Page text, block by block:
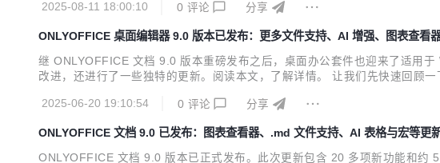
协作更加高效。 AI ...
2025-08-11 18:00:10 0 评论 分享
ONLYOFFICE 桌面编辑器 9.0 版本已发布：更多文件支持、AI 增强、图表查看
继 ONLYOFFICE 文档 9.0 版本重磅发布之后，桌面办公套件也迎来了适用
改进，还进行了一些独特的更新。阅读本文，了解详情。 让我们先快速回顾
置...
2025-06-20 19:10:54 0 评论 分享
ONLYOFFICE 文档 9.0 已发布：图表查看器、.md 文件支持、AI 表格与宏等更
ONLYOFFICE 文档 9.0 版本已正式发布。此次更新包含 20 多项新功能和约